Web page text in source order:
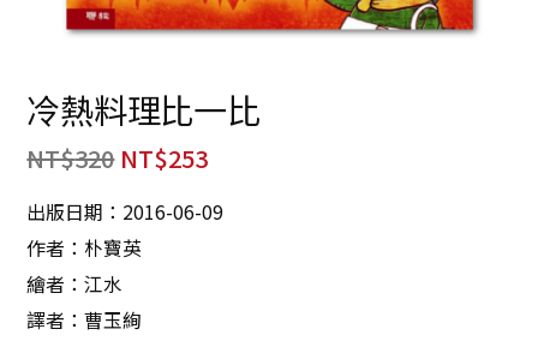
冷熱料理比一比
NT$320 NT$253
出版日期：2016-06-09
作者：朴寶英
繪者：江水
譯者：曹玉絢